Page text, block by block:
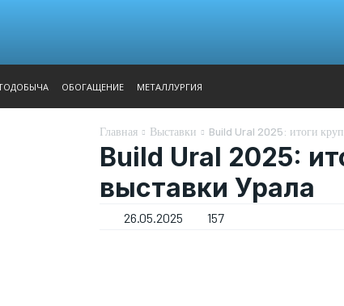
ОБОГАЩЕНИЕ МЕТАЛЛУРГИЯ
Главная Выставки Build Ural 2025: итоги
Build Ural 2025:
выставки Урала
26.05.2025 157